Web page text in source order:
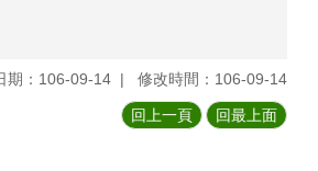
期：106-09-14 修改時間：106-09-14
回上一頁 回最上面